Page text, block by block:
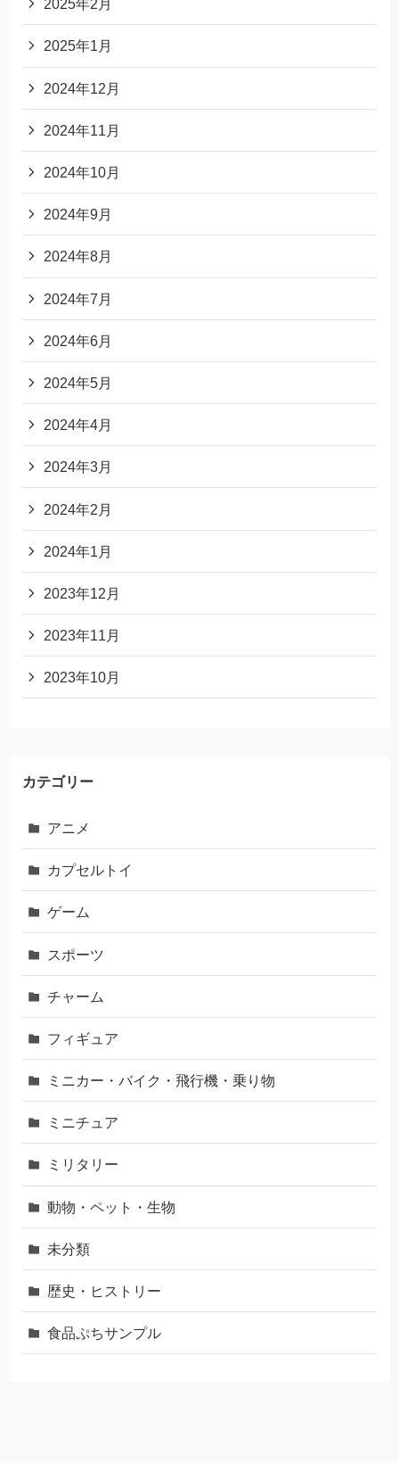
2025年2月
2025年1月
2024年12月
2024年11月
2024年10月
2024年9月
2024年8月
2024年7月
2024年6月
2024年5月
2024年4月
2024年3月
2024年2月
2024年1月
2023年12月
2023年11月
2023年10月
カテゴリー
アニメ
カプセルトイ
ゲーム
スポーツ
チャーム
フィギュア
ミニカー・バイク・飛行機・乗り物
ミニチュア
ミリタリー
動物・ペット・生物
未分類
歴史・ヒストリー
食品ぷちサンプル